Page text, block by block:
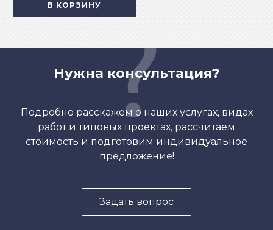
В КОРЗИНУ
Нужна консультация?
Подробно расскажем о наших услугах, видах
работ и типовых проектах, рассчитаем
стоимость и подготовим индивидуальное
предложение!
Задать вопрос